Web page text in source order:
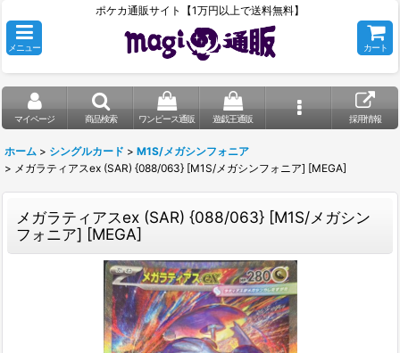
ポケカ通販サイト【1万円以上で送料無料】
メニュー カート
マイページ 商品検索 ワンピース通販 遊戯王通販 採用情報
ホーム > シングルカード > M1S/メガシンフォニア
> メガラティアスex (SAR) {088/063} [M1S/メガシンフォニア] [MEGA]
メガラティアスex (SAR) {088/063} [M1S/メガシン
フォニア] [MEGA]